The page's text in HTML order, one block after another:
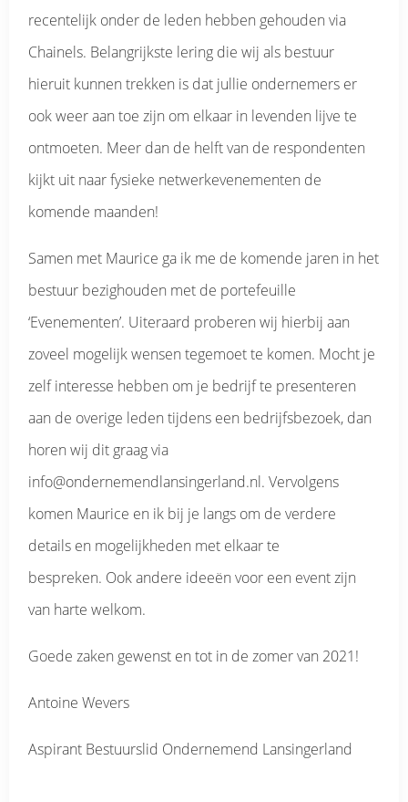
recentelijk onder de leden hebben gehouden via
Chainels. Belangrijkste lering die wij als bestuur
hieruit kunnen trekken is dat jullie ondernemers er
ook weer aan toe zijn om elkaar in levenden lijve te
ontmoeten. Meer dan de helft van de respondenten
kijkt uit naar fysieke netwerkevenementen de
komende maanden!
Samen met Maurice ga ik me de komende jaren in het
bestuur bezighouden met de portefeuille
‘Evenementen’. Uiteraard proberen wij hierbij aan
zoveel mogelijk wensen tegemoet te komen. Mocht je
zelf interesse hebben om je bedrijf te presenteren
aan de overige leden tijdens een bedrijfsbezoek, dan
horen wij dit graag via
info@ondernemendlansingerland.nl. Vervolgens
komen Maurice en ik bij je langs om de verdere
details en mogelijkheden met elkaar te
bespreken. Ook andere ideeën voor een event zijn
van harte welkom.
Goede zaken gewenst en tot in de zomer van 2021!
Antoine Wevers
Aspirant Bestuurslid Ondernemend Lansingerland